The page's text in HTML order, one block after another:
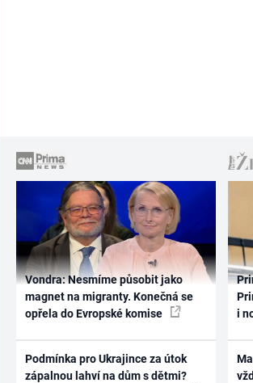
Vondra: Nesmíme působit jako
magnet na migranty. Konečná se
opřela do Evropské komise
Podmínka pro Ukrajince za útok
zápalnou lahví na dům s dětmi?
i